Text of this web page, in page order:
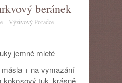
beránek
u
Velikonoční
mrkvový
- Výživový Poradce
jemně mleté
+ na vymazání
kokosový tuk, krásně